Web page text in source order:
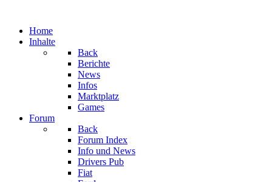
Home
Inhalte
Back
Berichte
News
Infos
Marktplatz
Games
Forum
Back
Forum Index
Info und News
Drivers Pub
Fiat